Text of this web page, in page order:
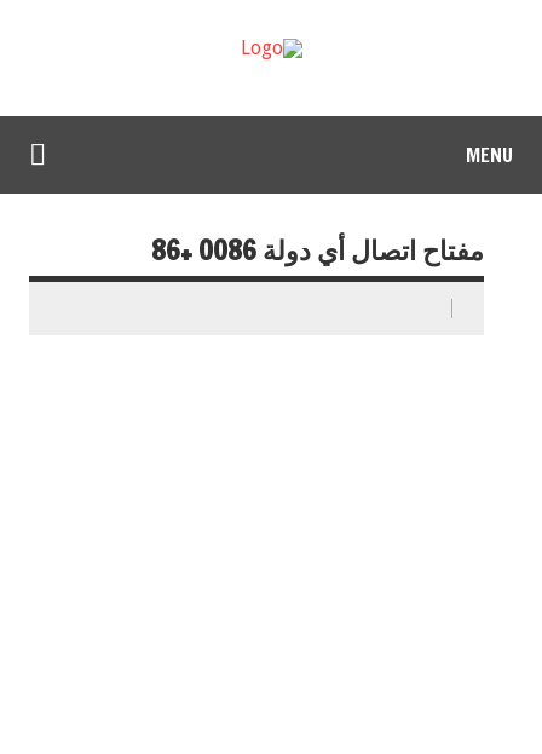
MENU
مفتاح اتصال أي دولة 0086 +86